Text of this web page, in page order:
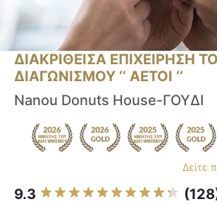
ΔΙΑΚΡΙΘΕΙΣΑ ΕΠΙΧΕΙΡΗΣΗ
ΔΙΑΓΩΝΙΣΜΟΥ ‘’ ΑΕΤΟΙ ‘’
Nanou Donuts House-ΓΟΥΔΙ
Δείτε
9.3